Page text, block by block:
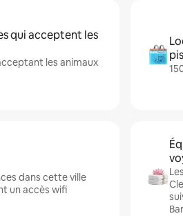
qui acceptent les
les animaux
dans cette ville
un accès wifi